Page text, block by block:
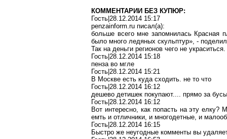
КОММЕНТАРИИ БЕЗ КУПЮР:
Гость |28.12.2014 15:17
penzainform.ru писал(a):
больше всего мне запомнилась Красная
было много ледяных скульптур», -
Так на деньги регионов чего не украситься.
Гость|28.12.2014 15:18
пенза во мгле
Гость|28.12.2014 15:21
В Москве есть куда сходить. не то что
Гость|28.12.2014 16:12
дешево детишек покупают.... прямо за
Гость|28.12.2014 16:12
Вот интересно, как попасть на эту
емть и отличники, и многодетные, и
Гость|28.12.2014 16:15
Быстро же неугодные комменты вы